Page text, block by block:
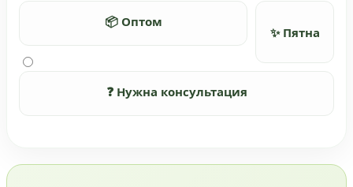
📦 Оптом
✨ Пятна
❓ Нужна консультация